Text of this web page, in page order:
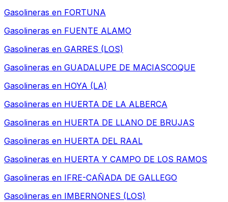
Gasolineras en FORTUNA
Gasolineras en FUENTE ALAMO
Gasolineras en GARRES (LOS)
Gasolineras en GUADALUPE DE MACIASCOQUE
Gasolineras en HOYA (LA)
Gasolineras en HUERTA DE LA ALBERCA
Gasolineras en HUERTA DE LLANO DE BRUJAS
Gasolineras en HUERTA DEL RAAL
Gasolineras en HUERTA Y CAMPO DE LOS RAMOS
Gasolineras en IFRE-CAÑADA DE GALLEGO
Gasolineras en IMBERNONES (LOS)